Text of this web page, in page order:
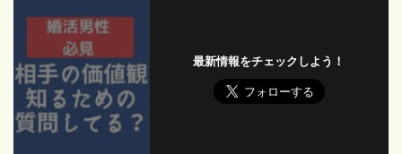
最新情報をチェックしよう！